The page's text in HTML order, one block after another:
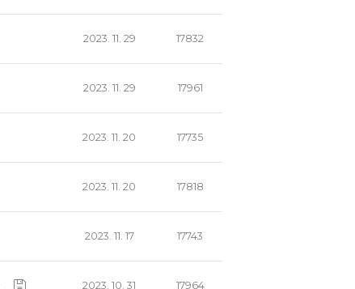
2023. 11. 29 17832
2023. 11. 29 17961
2023. 11. 20 17735
2023. 11. 20 17818
2023. 11. 17 17743
2023. 10. 31 17964